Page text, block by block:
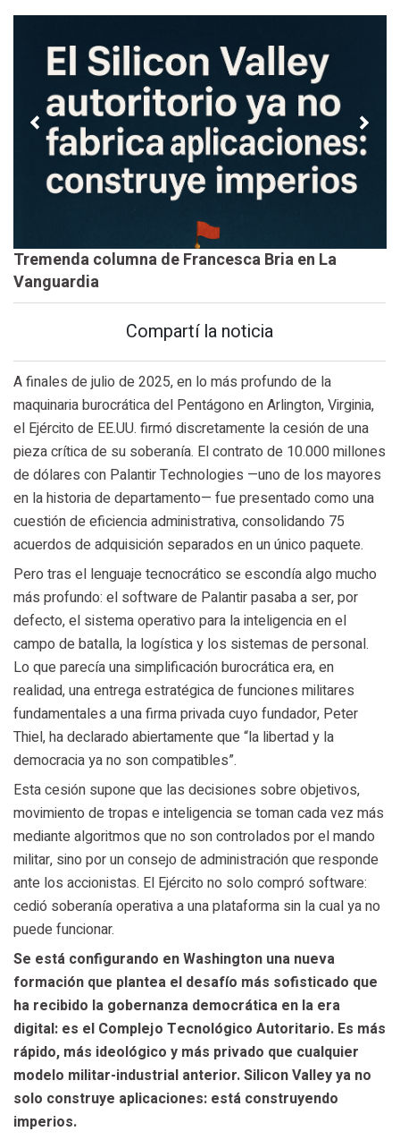
Tremenda columna de Francesca Bria en La
Vanguardia
Compartí la noticia
A finales de julio de 2025, en lo más profundo de la
maquinaria burocrática del Pentágono en Arlington, Virginia,
el Ejército de EE.UU. firmó discretamente la cesión de una
pieza crítica de su soberanía. El contrato de 10.000 millones
de dólares con Palantir Technologies —uno de los mayores
en la historia de departamento— fue presentado como una
cuestión de eficiencia administrativa, consolidando 75
acuerdos de adquisición separados en un único paquete.
Pero tras el lenguaje tecnocrático se escondía algo mucho
más profundo: el software de Palantir pasaba a ser, por
defecto, el sistema operativo para la inteligencia en el
campo de batalla, la logística y los sistemas de personal.
Lo que parecía una simplificación burocrática era, en
realidad, una entrega estratégica de funciones militares
fundamentales a una firma privada cuyo fundador, Peter
Thiel, ha declarado abiertamente que “la libertad y la
democracia ya no son compatibles”.
Esta cesión supone que las decisiones sobre objetivos,
movimiento de tropas e inteligencia se toman cada vez más
mediante algoritmos que no son controlados por el mando
militar, sino por un consejo de administración que responde
ante los accionistas. El Ejército no solo compró software:
cedió soberanía operativa a una plataforma sin la cual ya no
puede funcionar.
Se está configurando en Washington una nueva
formación que plantea el desafío más sofisticado que
ha recibido la gobernanza democrática en la era
digital: es el Complejo Tecnológico Autoritario. Es más
rápido, más ideológico y más privado que cualquier
modelo militar-industrial anterior. Silicon Valley ya no
solo construye aplicaciones: está construyendo
imperios.